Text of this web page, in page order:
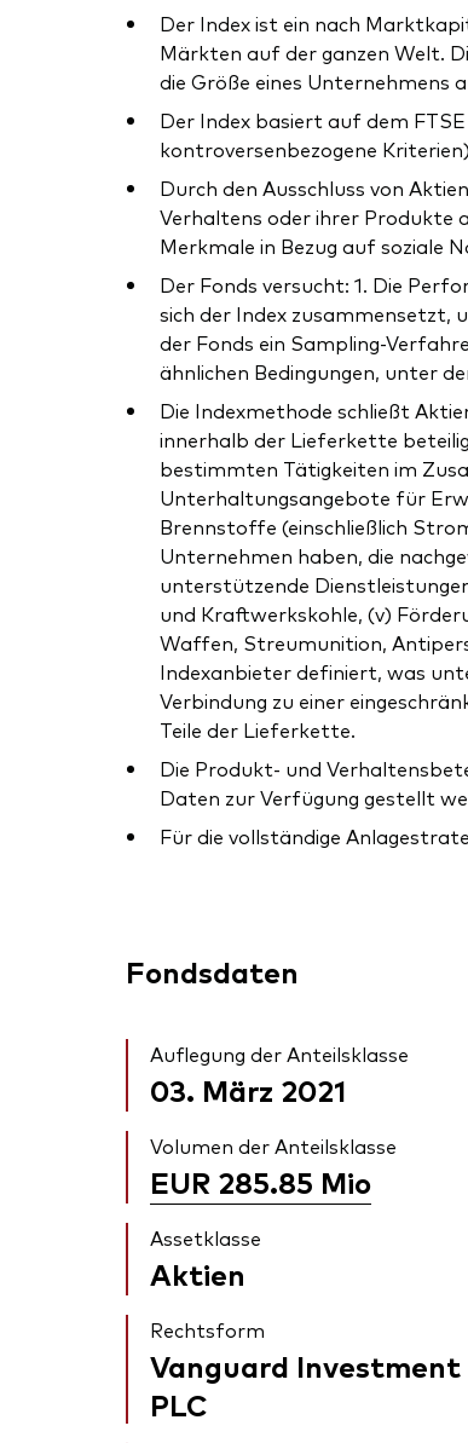
Der Index ist ein nach
Märkten auf der ganzen Welt.
die Größe eines Unternehmens
Der Index basiert auf dem
kontroversenbezogene
Durch den Ausschluss von
Verhaltens oder ihrer Produkte
Merkmale in Bezug auf soziale
Der Fonds versucht: 1. Die
sich der Index zusammensetzt,
der Fonds ein Sampling-
ähnlichen Bedingungen, unter
Die Indexmethode schließt
innerhalb der Lieferkette
bestimmten Tätigkeiten im
Unterhaltungsangebote für
Brennstoffe (einschließlich
Unternehmen haben, die
unterstützende
und Kraftwerkskohle, (v)
Waffen, Streumunition,
Indexanbieter definiert, was
Verbindung zu einer
Teile der Lieferkette.
Die Produkt- und
Daten zur Verfügung gestellt
Für die vollständige
Fondsdaten
Auflegung der Anteilsklasse
03. März 2021
Volumen der Anteilsklasse
EUR 285.85 Mio
Assetklasse
Aktien
Rechtsform
Vanguard Investment
PLC